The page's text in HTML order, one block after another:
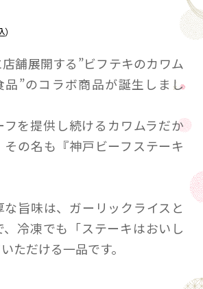
舗展開する”ビフテキのカワム
”のコラボ商品が誕生しまし
を提供し続けるカワムラだか
その名も『神戸ビーフステーキ
旨味は、ガーリックライスと
冷凍でも「ステーキはおいし
ただける一品です。